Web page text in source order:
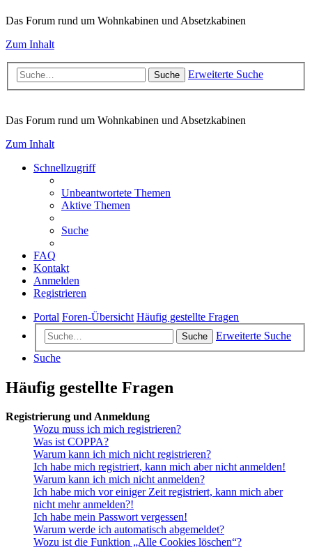
Das Forum rund um Wohnkabinen und Absetzkabinen
Zum Inhalt
Suche Erweiterte Suche
Das Forum rund um Wohnkabinen und Absetzkabinen
Zum Inhalt
Schnellzugriff
Unbeantwortete Themen
Aktive Themen
Suche
FAQ
Kontakt
Anmelden
Registrieren
Portal Foren-Übersicht Häufig gestellte Fragen
Suche
Erweiterte Suche
Suche
Häufig gestellte Fragen
Registrierung und Anmeldung
Wozu muss ich mich registrieren?
Was ist COPPA?
Warum kann ich mich nicht registrieren?
Ich habe mich registriert, kann mich aber nicht anmelden!
Warum kann ich mich nicht anmelden?
Ich habe mich vor einiger Zeit registriert, kann mich aber
nicht mehr anmelden?!
Ich habe mein Passwort vergessen!
Warum werde ich automatisch abgemeldet?
Wozu ist die Funktion „Alle Cookies löschen“?